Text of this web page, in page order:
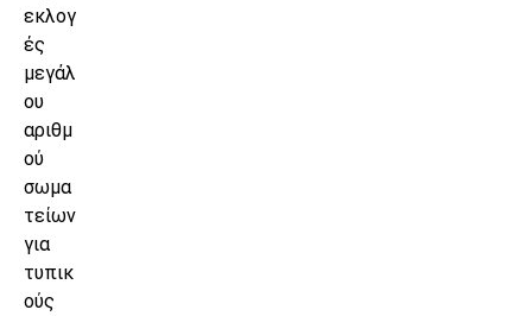
εκλογ
ές
μεγάλ
ου
αριθμ
ού
σωμα
τείων
για
τυπικ
ούς